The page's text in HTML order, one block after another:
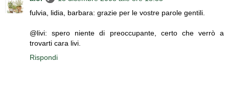
fulvia, lidia, barbara: grazie per le vostre parole gentili.
@livi: spero niente di preoccupante, certo che verrò a
trovarti cara livi.
Rispondi